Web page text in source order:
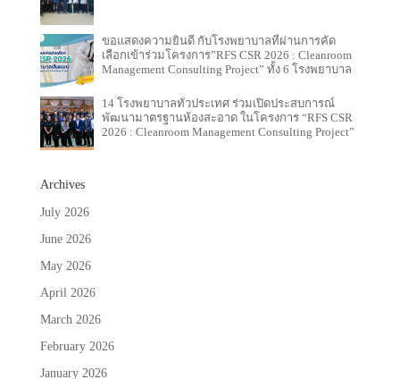
ขอแสดงความยินดี กับโรงพยาบาลที่ผ่านการคัด
เลือกเข้าร่วมโครงการ”RFS CSR 2026 : Cleanroom
Management Consulting Project” ทั้ง 6 โรงพยาบาล
14 โรงพยาบาลทั่วประเทศ ร่วมเปิดประสบการณ์
พัฒนามาตรฐานห้องสะอาด ในโครงการ “RFS CSR
2026 : Cleanroom Management Consulting Project”
Archives
July 2026
June 2026
May 2026
April 2026
March 2026
February 2026
January 2026